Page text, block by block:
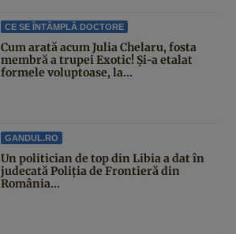
CE SE ÎNTÂMPLĂ DOCTORE
Cum arată acum Julia Chelaru, fosta
membră a trupei Exotic! Și-a etalat
formele voluptoase, la...
GANDUL.RO
Un politician de top din Libia a dat în
judecată Poliția de Frontieră din
România...